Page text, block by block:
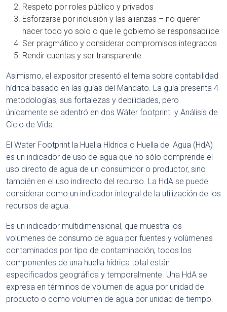
Respeto por roles público y privados
Esforzarse por inclusión y las alianzas – no querer
hacer todo yo solo o que le gobierno se responsabilice
Ser pragmático y considerar compromisos integrados
Rendir cuentas y ser transparente
Asimismo, el expositor presentó el tema sobre contabilidad
hídrica basado en las guías del Mandato. La guía presenta 4
metodologías, sus fortalezas y debilidades, pero
únicamente se adentró en dos Wáter footprint y Análisis de
Ciclo de Vida.
El Water Footprint la Huella Hídrica o Huella del Agua (HdA)
es un indicador de uso de agua que no sólo comprende el
uso directo de agua de un consumidor o productor, sino
también en el uso indirecto del recurso. La HdA se puede
considerar como un indicador integral de la utilización de los
recursos de agua.
Es un indicador multidimensional, que muestra los
volúmenes de consumo de agua por fuentes y volúmenes
contaminados por tipo de contaminación; todos los
componentes de una huella hídrica total están
especificados geográfica y temporalmente. Una HdA se
expresa en términos de volumen de agua por unidad de
producto o como volumen de agua por unidad de tiempo.